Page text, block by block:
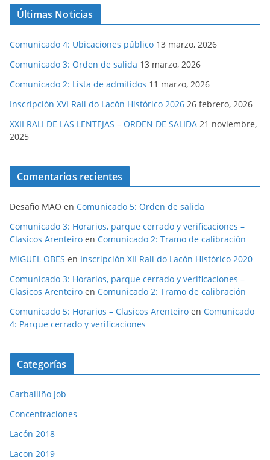
Últimas Noticias
Comunicado 4: Ubicaciones público 13 marzo, 2026
Comunicado 3: Orden de salida 13 marzo, 2026
Comunicado 2: Lista de admitidos 11 marzo, 2026
Inscripción XVI Rali do Lacón Histórico 2026 26 febrero, 2026
XXII RALI DE LAS LENTEJAS – ORDEN DE SALIDA 21 noviembre,
2025
Comentarios recientes
Desafio MAO en Comunicado 5: Orden de salida
Comunicado 3: Horarios, parque cerrado y verificaciones –
Clasicos Arenteiro en Comunicado 2: Tramo de calibración
MIGUEL OBES en Inscripción XII Rali do Lacón Histórico 2020
Comunicado 3: Horarios, parque cerrado y verificaciones –
Clasicos Arenteiro en Comunicado 2: Tramo de calibración
Comunicado 5: Horarios – Clasicos Arenteiro en Comunicado
4: Parque cerrado y verificaciones
Categorías
Carballiño Job
Concentraciones
Lacón 2018
Lacon 2019